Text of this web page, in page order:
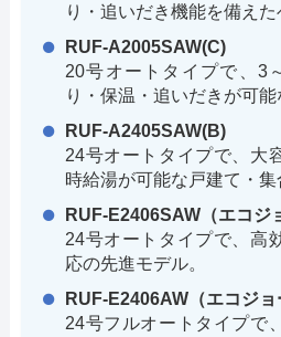
り・追いだき機能を備えた
RUF-A2005SAW(C)
20号オートタイプで、3
り・保温・追いだきが可能
RUF-A2405SAW(B)
24号オートタイプで、大
時給湯が可能な戸建て・集
RUF-E2406SAW（エコジ
24号オートタイプで、高
応の先進モデル。
RUF-E2406AW（エコジョ
24号フルオートタイプで